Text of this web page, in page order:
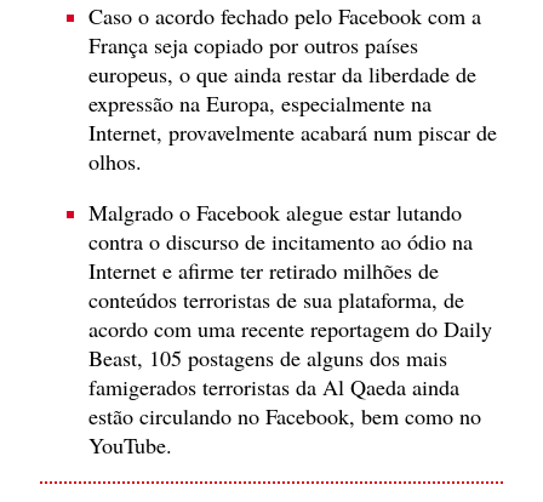
Caso o acordo fechado pelo Facebook com a
França seja copiado por outros países
europeus, o que ainda restar da liberdade de
expressão na Europa, especialmente na
Internet, provavelmente acabará num piscar de
olhos.
Malgrado o Facebook alegue estar lutando
contra o discurso de incitamento ao ódio na
Internet e afirme ter retirado milhões de
conteúdos terroristas de sua plataforma, de
acordo com uma recente reportagem do Daily
Beast, 105 postagens de alguns dos mais
famigerados terroristas da Al Qaeda ainda
estão circulando no Facebook, bem como no
YouTube.